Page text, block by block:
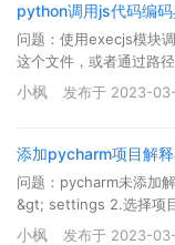
python调用js代码编码
问题：使用execjs模块
这个文件，或者通过路
\Lib\subprocess.py）
小枫 发布于 2023-
添加pycharm项目解
问题：pycharm未添加
&gt; settings 2.选择项
Interpreter 如果没有显
小枫 发布于 2023-